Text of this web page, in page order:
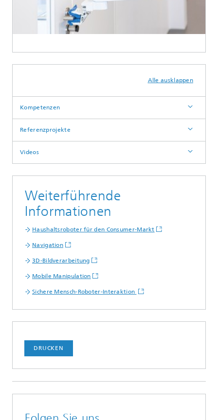
Alle ausklappen
Kompetenzen
Referenzprojekte
Videos
Weiterführende
Informationen
Haushaltsroboter für den Consumer-Markt
Navigation
3D-Bildverarbeitung
Mobile Manipulation
Sichere Mensch-Roboter-Interaktion
DRUCKEN